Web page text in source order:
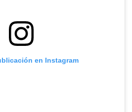
en Instagram